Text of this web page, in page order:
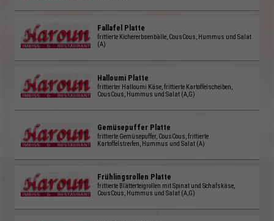
Fallafel Platte
frittierte Kichererbsenbälle, CousCous, Hummus und Salat
(A)
Halloumi Platte
frittierter Halloumi Käse, frittierte Kartoffelscheiben,
CousCous, Hummus und Salat (A,G)
Gemüsepuffer Platte
frittierte Gemüsepuffer, CousCous, frittierte
Kartoffelstreifen, Hummus und Salat (A)
Frühlingsrollen Platte
frittierte Blätterteigrollen mit Spinat und Schafskäse,
CousCous, Hummus und Salat (A,G)